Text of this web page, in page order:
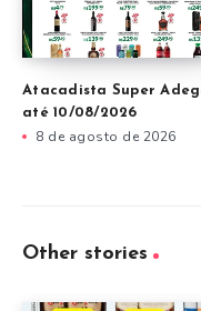
Atacadista Super
até 10/08/2026
8 de agosto de 2026
Other stories